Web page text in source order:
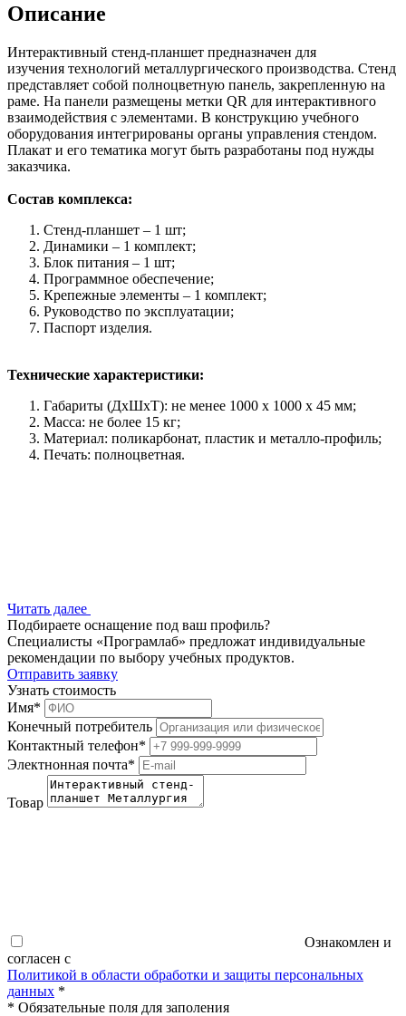
Описание
Интерактивный стенд-планшет предназначен для
изучения технологий металлургического производства. Стенд
представляет собой полноцветную панель, закрепленную на
раме. На панели размещены метки QR для интерактивного
взаимодействия с элементами. В конструкцию учебного
оборудования интегрированы органы управления стендом.
Плакат и его тематика могут быть разработаны под нужды
заказчика.
Состав комплекса:
Стенд-планшет – 1 шт;
Динамики – 1 комплект;
Блок питания – 1 шт;
Программное обеспечение;
Крепежные элементы – 1 комплект;
Руководство по эксплуатации;
Паспорт изделия.
Технические характеристики:
Габариты (ДхШхТ): не менее 1000 х 1000 х 45 мм;
Масса: не более 15 кг;
Материал: поликарбонат, пластик и металло-профиль;
Печать: полноцветная.
Читать далее
Подбираете оснащение под ваш профиль?
Специалисты «Програмлаб» предложат индивидуальные
рекомендации по выбору учебных продуктов.
Отправить заявку
Узнать стоимость
Имя*
Конечный потребитель
Контактный телефон*
Электнонная почта*
Товар
Ознакомлен и
согласен с
Политикой в области обработки и защиты персональных
данных *
* Обязательные поля для заполения